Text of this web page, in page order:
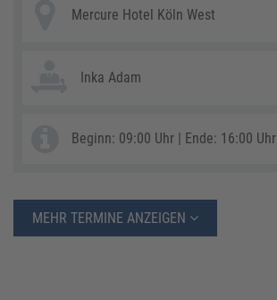
Mercure Hotel Köln West
Inka Adam
Beginn: 09:00 Uhr | Ende: 16:00 Uhr
MEHR TERMINE ANZEIGEN